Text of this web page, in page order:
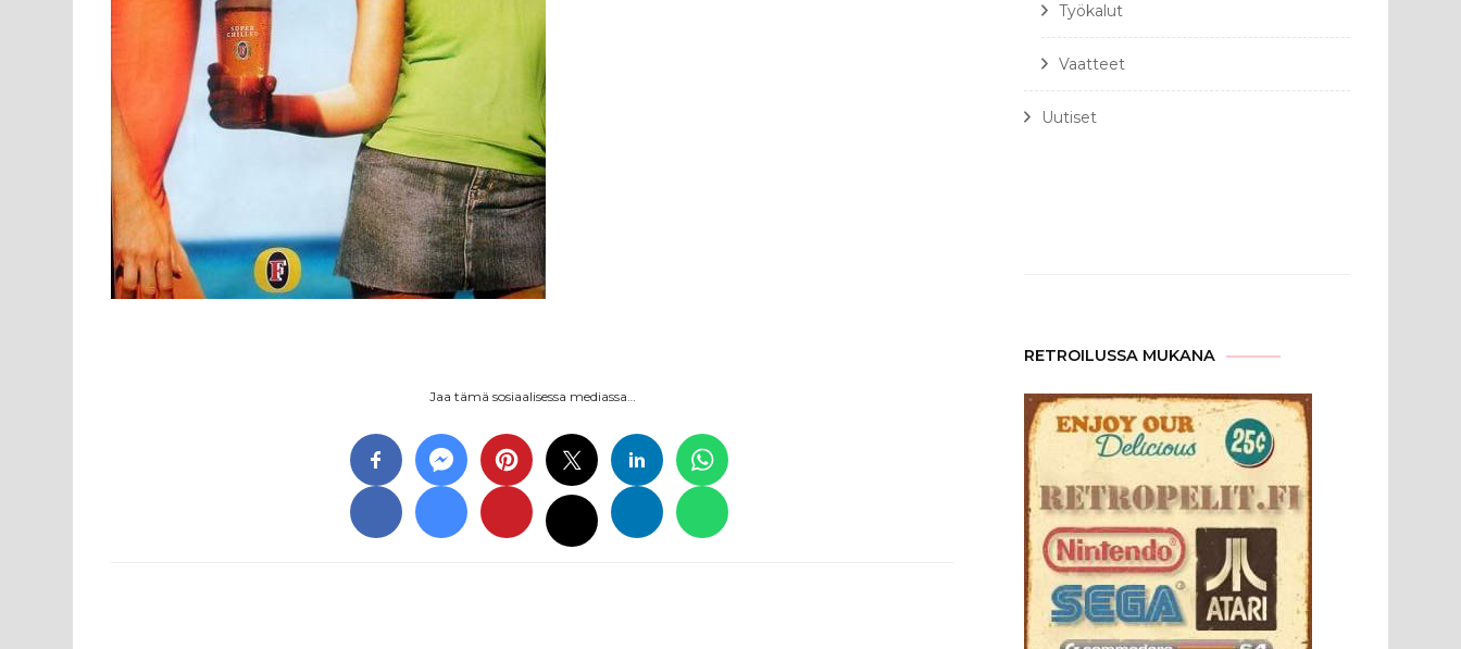
Jaa tämä sosiaalisessa mediassa…
Työkalut
Vaatteet
Uutiset
RETROILUSSA MUKANA